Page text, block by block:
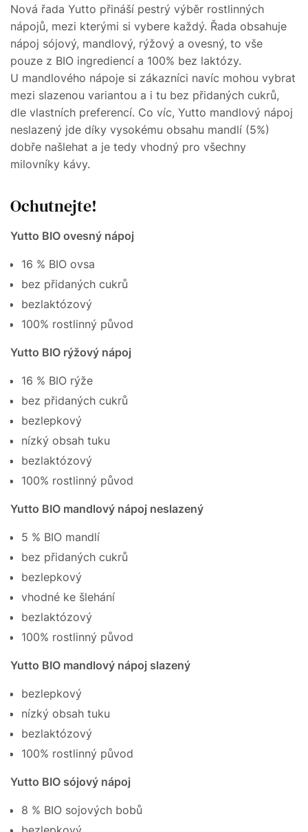
Nová řada Yutto přináší pestrý výběr rostlinných
nápojů, mezi kterými si vybere každý. Řada obsahuje
nápoj sójový, mandlový, rýžový a ovesný, to vše
pouze z BIO ingrediencí a 100% bez laktózy.
U mandlového nápoje si zákazníci navíc mohou vybrat
mezi slazenou variantou a i tu bez přidaných cukrů,
dle vlastních preferencí. Co víc, Yutto mandlový nápoj
neslazený jde díky vysokému obsahu mandlí (5%)
dobře našlehat a je tedy vhodný pro všechny
milovníky kávy.
Ochutnejte!
Yutto BIO ovesný nápoj
16 % BIO ovsa
bez přidaných cukrů
bezlaktózový
100% rostlinný původ
Yutto BIO rýžový nápoj
16 % BIO rýže
bez přidaných cukrů
bezlepkový
nízký obsah tuku
bezlaktózový
100% rostlinný původ
Yutto BIO mandlový nápoj neslazený
5 % BIO mandlí
bez přidaných cukrů
bezlepkový
vhodné ke šlehání
bezlaktózový
100% rostlinný původ
Yutto BIO mandlový nápoj slazený
bezlepkový
nízký obsah tuku
bezlaktózový
100% rostlinný původ
Yutto BIO sójový nápoj
8 % BIO sojových bobů